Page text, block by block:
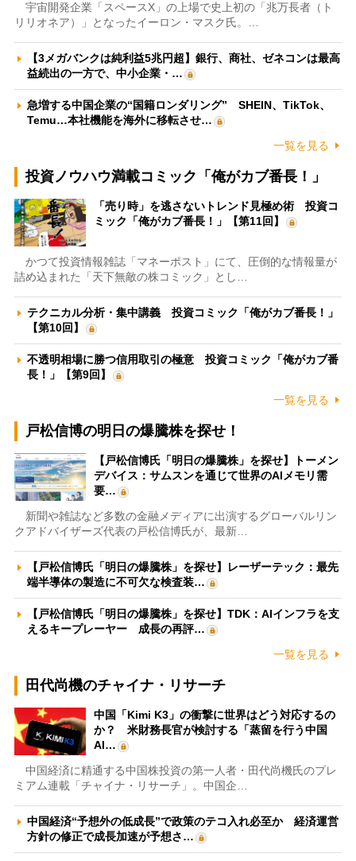
宇宙開発企業「スペースX」の上場で史上初の「兆万長者（ト
リリオネア）」となったイーロン・マスク氏。…
【3メガバンクは純利益5兆円超】銀行、商社、ゼネコンは最高
益続出の一方で、中小企業・…
急増する中国企業の“国籍ロンダリング” SHEIN、TikTok、
Temu…本社機能を海外に移転させ…
一覧を見る
投資ノウハウ満載コミック「俺がカブ番長！」
「売り時」を逃さないトレンド見極め術 投資コ
ミック「俺がカブ番長！」【第11回】
かつて投資情報雑誌「マネーポスト」にて、圧倒的な情報量が
詰め込まれた「天下無敵の株コミック」とし…
テクニカル分析・集中講義 投資コミック「俺がカブ番長！」
【第10回】
不透明相場に勝つ信用取引の極意 投資コミック「俺がカブ番
長！」【第9回】
一覧を見る
戸松信博の明日の爆騰株を探せ！
【戸松信博氏「明日の爆騰株」を探せ】トーメン
デバイス：サムスンを通じて世界のAIメモリ需
要…
新聞や雑誌など多数の金融メディアに出演するグローバルリン
クアドバイザーズ代表の戸松信博氏が、最新…
【戸松信博氏「明日の爆騰株」を探せ】レーザーテック：最先
端半導体の製造に不可欠な検査装…
【戸松信博氏「明日の爆騰株」を探せ】TDK：AIインフラを支
えるキープレーヤー 成長の再評…
一覧を見る
田代尚機のチャイナ・リサーチ
中国「Kimi K3」の衝撃に世界はどう対応するの
か？ 米財務長官が検討する「蒸留を行う中国
AI…
中国経済に精通する中国株投資の第一人者・田代尚機氏のプレ
ミアム連載「チャイナ・リサーチ」。中国企…
中国経済“予想外の低成長”で政策のテコ入れ必至か 経済運営
方針の修正で成長加速が予想さ…